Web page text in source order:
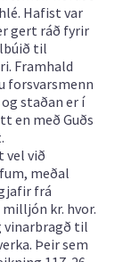
Hafist var
gert ráð fyrir
til
Framhald
forsvarsmenn
staðan er í
en með Guðs
vel við
meðal
frá
kr. hvor.
vinarbragð til
Þeir sem